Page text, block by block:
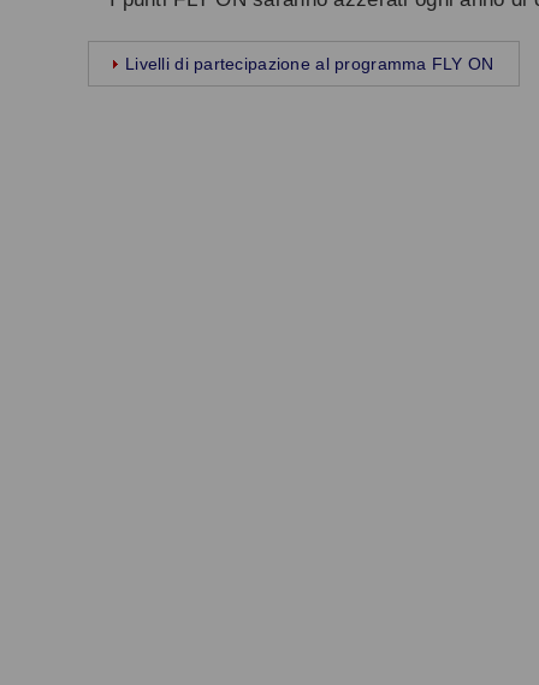
Livelli di partecipazione al programma FLY ON